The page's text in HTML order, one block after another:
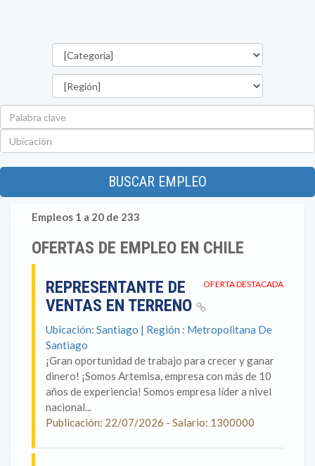
BUSCAR EMPLEO
Empleos 1 a 20 de 233
OFERTAS DE EMPLEO EN CHILE
OFERTA DESTACADA
REPRESENTANTE DE
VENTAS EN TERRENO
Ubicación: Santiago | Región : Metropolitana De
Santiago
¡Gran oportunidad de trabajo para crecer y ganar
dinero! ¡Somos Artemisa, empresa con más de 10
años de experiencia! Somos empresa líder a nivel
nacional...
Publicación: 22/07/2026 - Salario: 1300000